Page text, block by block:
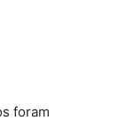
foram